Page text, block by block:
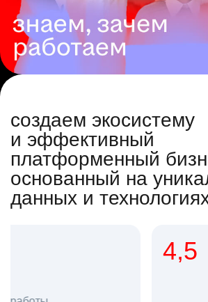
создаем экосистему
и эффективный
платформенный
основанный на
данных и